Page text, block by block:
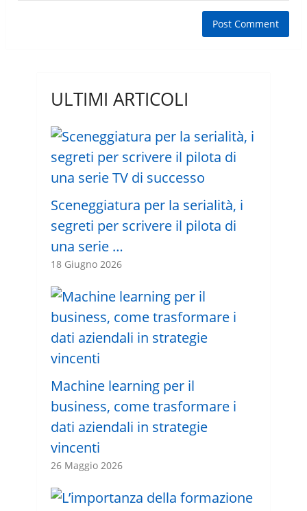
ULTIMI ARTICOLI
Sceneggiatura per la serialità, i
segreti per scrivere il pilota di
una serie …
18 Giugno 2026
Machine learning per il
business, come trasformare i
dati aziendali in strategie
vincenti
26 Maggio 2026